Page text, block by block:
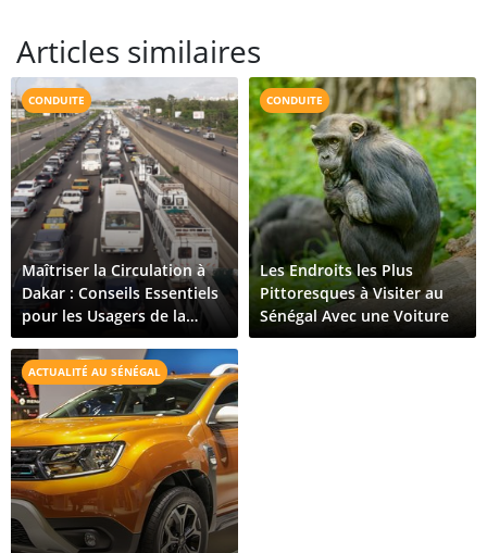
Articles similaires
CONDUITE
Maîtriser la Circulation à
Dakar : Conseils Essentiels
pour les Usagers de la
Route
CONDUITE
Les Endroits les Plus
Pittoresques à Visiter au
Sénégal Avec une Voiture
ACTUALITÉ AU SÉNÉGAL